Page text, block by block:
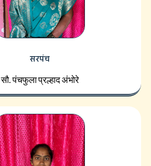
सरपंच
सौ. पंचफुला प्रल्हाद अंभोरे